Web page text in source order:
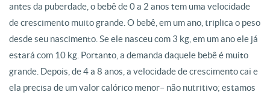
antes da puberdade, o bebê de 0 a 2 anos tem uma velocidade
de crescimento muito grande. O bebê, em um ano, triplica o peso
desde seu nascimento. Se ele nasceu com 3 kg, em um ano ele já
estará com 10 kg. Portanto, a demanda daquele bebê é muito
grande. Depois, de 4 a 8 anos, a velocidade de crescimento cai e
ela precisa de um valor calórico menor– não nutritivo; estamos